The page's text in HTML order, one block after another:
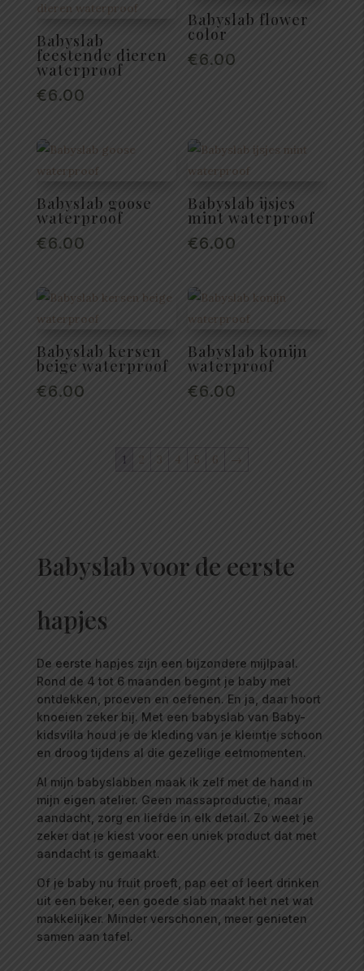
Babyslab
feestende dieren
waterproof
€6.00
Babyslab flower
color
€6.00
Babyslab goose
waterproof
€6.00
Babyslab ijsjes
mint waterproof
€6.00
Babyslab kersen
beige waterproof
€6.00
Babyslab konijn
waterproof
€6.00
1 2 3 4 5 6 →
Babyslab voor de eerste
hapjes
De eerste hapjes zijn een bijzondere mijlpaal.
Rond de 4 tot 6 maanden begint je baby met
ontdekken, proeven en oefenen. En ja, daar hoort
knoeien zeker bij. Met een babyslab van Baby-
kidsvilla houd je de kleding van je kleintje schoon
en droog tijdens al die gezellige eetmomenten.
Al mijn babyslabben maak ik zelf met de hand in
mijn eigen atelier. Geen massaproductie, maar
aandacht, zorg en liefde in elk detail. Zo weet je
zeker dat je kiest voor een uniek product dat met
aandacht is gemaakt.
Of je baby nu fruit proeft, pap eet of leert drinken
uit een beker, een goede slab maakt het net wat
makkelijker. Minder verschonen, meer genieten
samen aan tafel.